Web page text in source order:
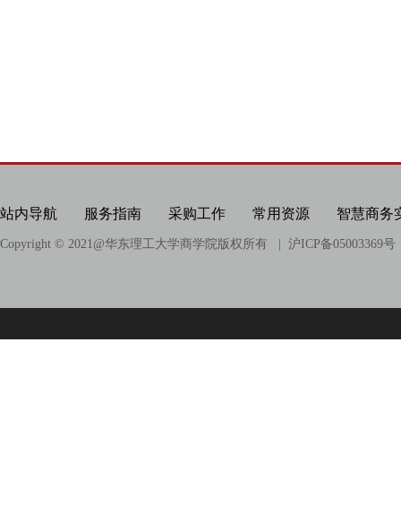
站内导航 服务指南 采购工作 常用资源 智慧商务
Copyright © 2021@华东理工大学商学院版权所有 | 沪ICP备05003369号